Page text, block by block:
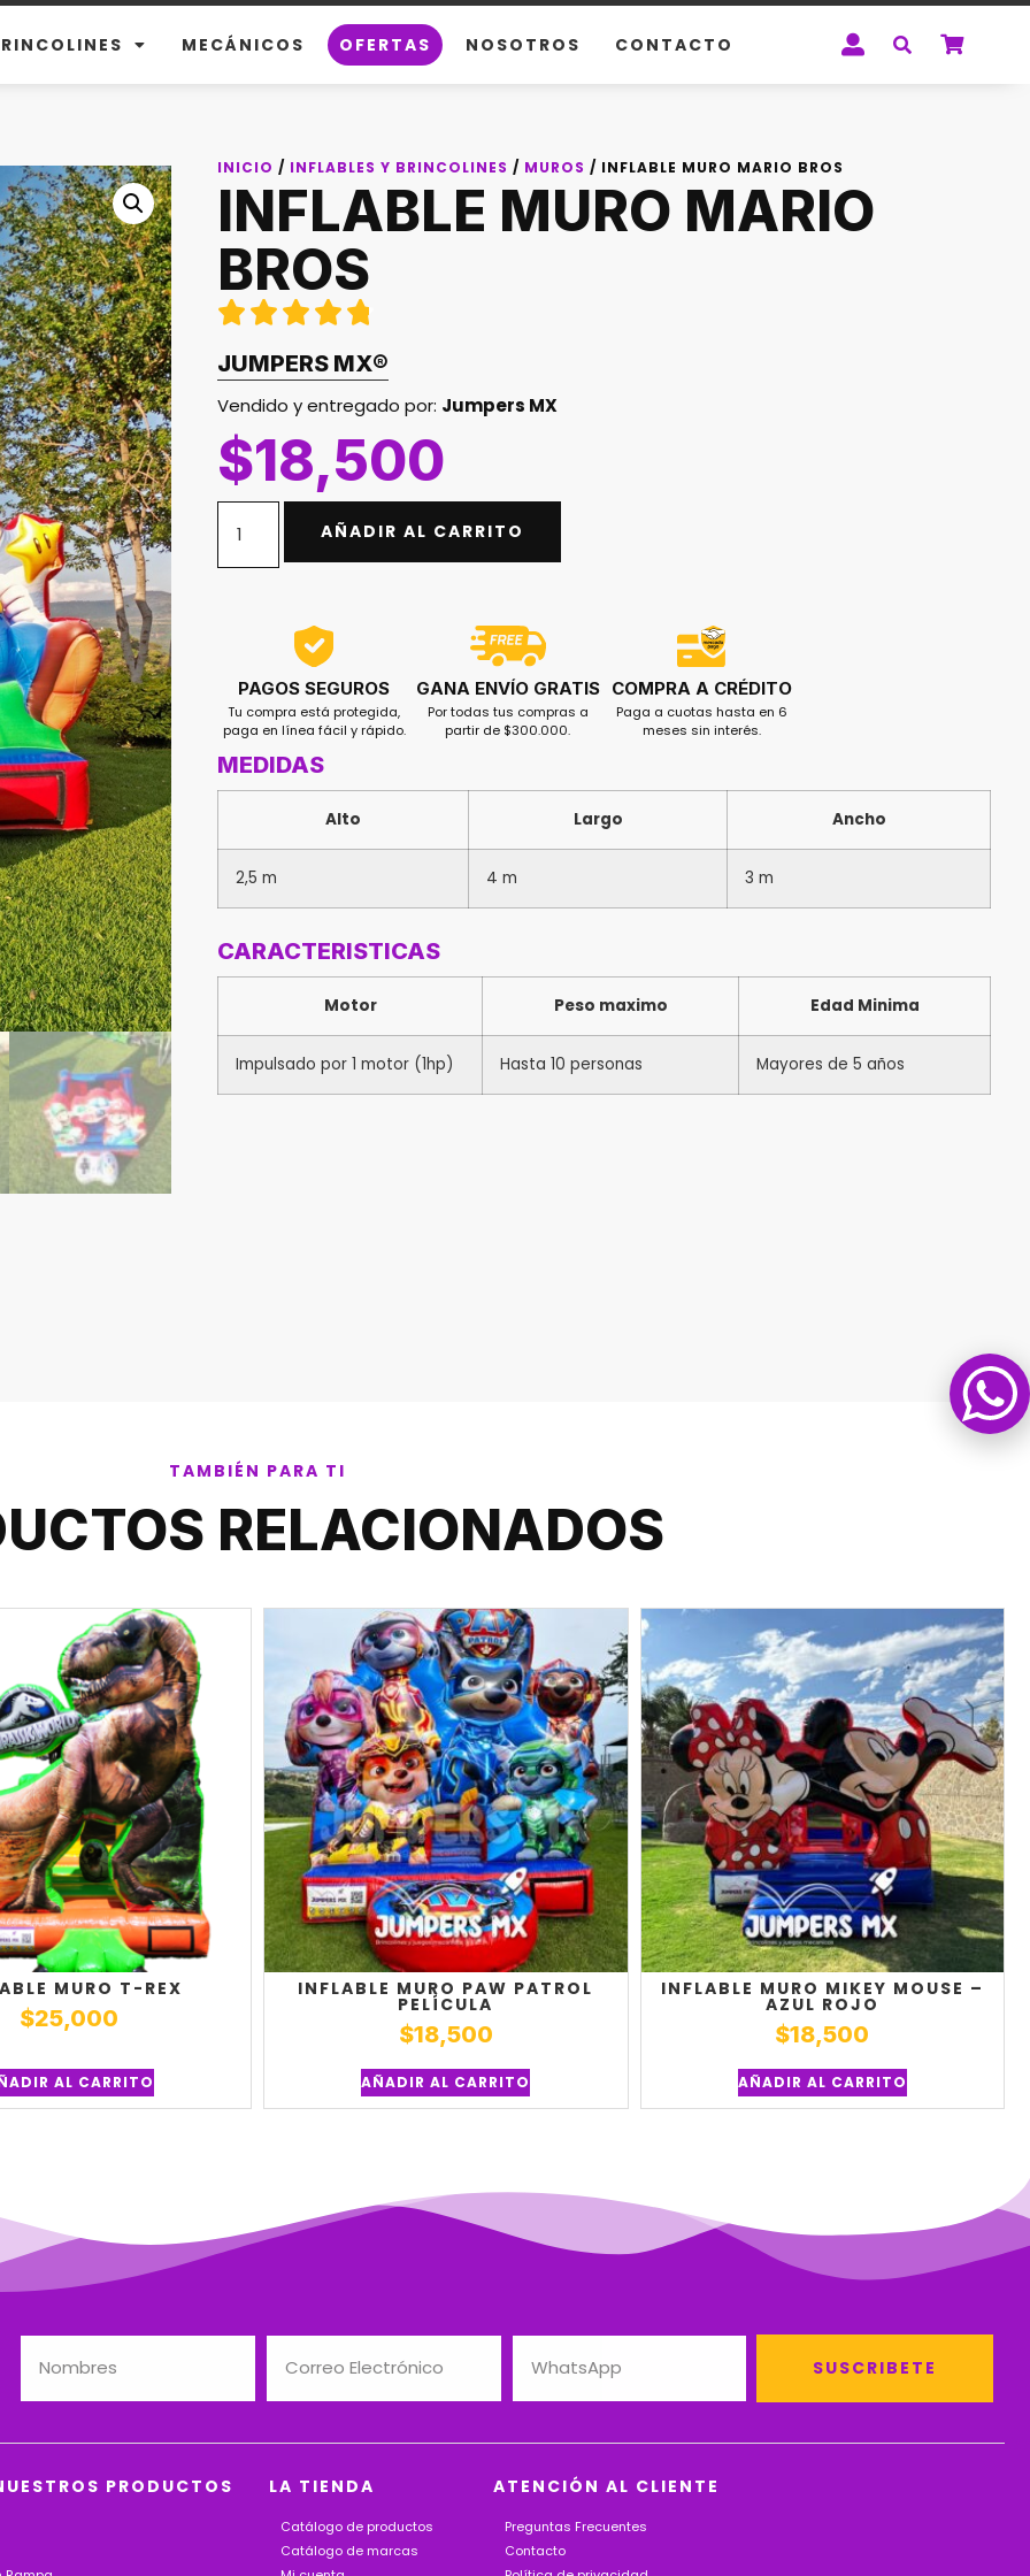
MECÁNICOS OFERTAS NOSOTROS CONTACTO
INICIO / INFLABLES Y BRINCOLINES / MUROS / INFLABLE MURO MARIO BROS
INFLABLE MURO MARIO
BROS
    
JUMPERS MX®
Vendido y entregado por: Jumpers MX
$18,500
AÑADIR AL CARRITO
PAGOS SEGUROS
Tu compra está protegida,
paga en línea fácil y rápido.
GANA ENVÍO GRATIS
Por todas tus compras a
partir de $300.000.
COMPRA A CRÉDITO
Paga a cuotas hasta en 6
meses sin interés.
MEDIDAS
Alto Largo Ancho
2,5 m 4 m 3 m
CARACTERISTICAS
Motor Peso maximo Edad Minima
Impulsado por 1 motor (1hp) Hasta 10 personas Mayores de 5 años
TAMBIÉN PARA TI
RELACIONADOS
MURO T-REX
$25,000
AL CARRITO
INFLABLE MURO PAW PATROL
PELÍCULA
$18,500
AÑADIR AL CARRITO
INFLABLE MURO MIKEY MOUSE –
AZUL ROJO
$18,500
AÑADIR AL CARRITO
SUSCRIBETE
PRODUCTOS LA TIENDA
Catálogo de productos
Catálogo de marcas
ATENCIÓN AL CLIENTE
Preguntas Frecuentes
Contacto